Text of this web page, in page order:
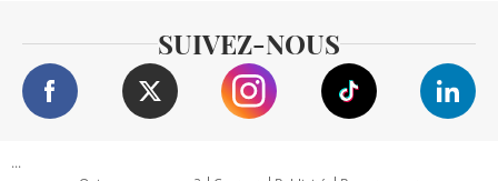
SUIVEZ-NOUS
...